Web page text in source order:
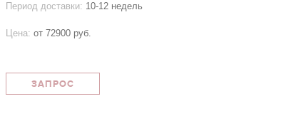
Период доставки: 10-12 недель
Цена: от 72900 руб.
ЗАПРОС